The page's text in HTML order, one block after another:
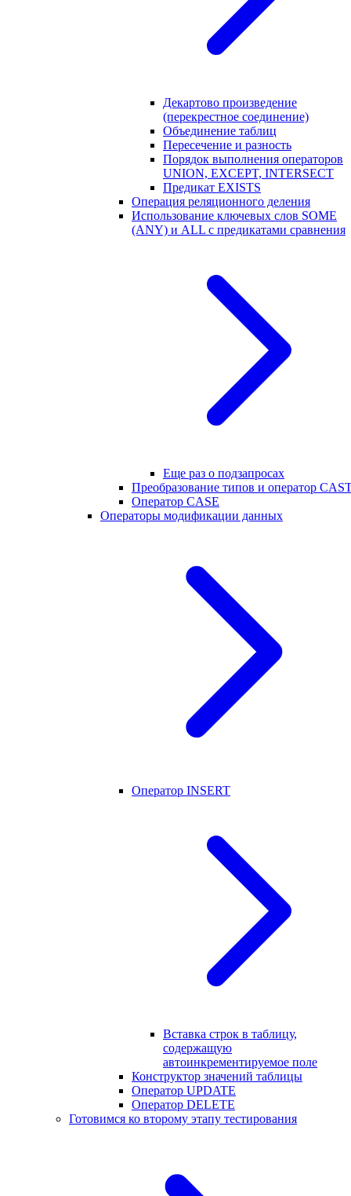
Декартово произведение
(перекрестное соединение)
Объединение таблиц
Пересечение и разность
Порядок выполнения операторов
UNION, EXCEPT, INTERSECT
Предикат EXISTS
Операция реляционного деления
Использование ключевых слов SOME
(ANY) и ALL с предикатами сравнения
Еще раз о подзапросах
Преобразование типов и оператор
Оператор CASE
Операторы модификации данных
Оператор INSERT
Вставка строк в таблицу,
содержащую
автоинкрементируемое поле
Конструктор значений таблицы
Оператор UPDATE
Оператор DELETE
Готовимся ко второму этапу тестирования